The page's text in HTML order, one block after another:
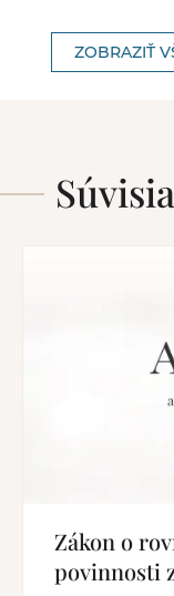
ZOBRAZIŤ
Zákon o
povinnosti